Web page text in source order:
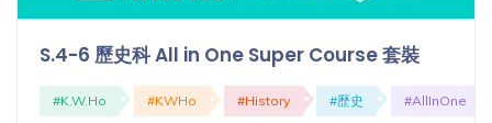
S.4-6 歷史科 All in One Super Course 套裝
#K.W.Ho #KWHo #History #歷史 #AllInOne